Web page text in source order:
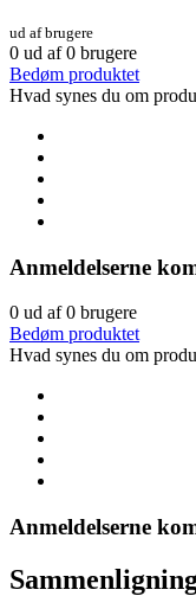
ud af brugere
0 ud af0 brugere
Bedøm produktet
Hvad synes du om
Anmeldelserne
0 ud af0 brugere
Bedøm produktet
Hvad synes du om
Anmeldelserne